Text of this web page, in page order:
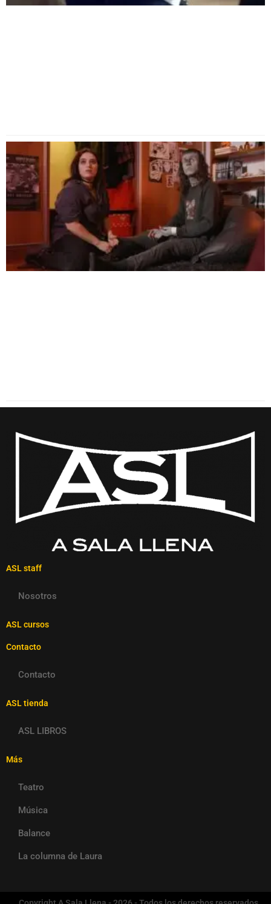
ASL staff
Nosotros
ASL cursos
Contacto
Contacto
ASL tienda
ASL LIBROS
Más
Teatro
Música
Balance
La columna de Laura